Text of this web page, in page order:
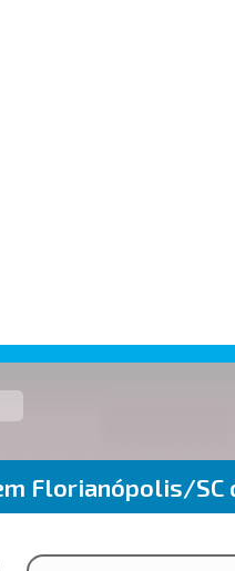
Florianópolis/